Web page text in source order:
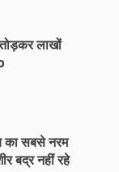
लाखों
का सबसे नरम
बद्र नहीं रहे